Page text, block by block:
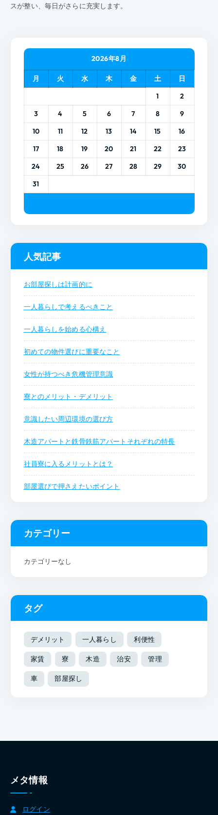
スが整い、毎日がさらに充実します。
2026年8月
月 火 水 木 金 土
日
1
2
3
4 5 6 7 8
9
10
11 12 13 14 15
16
17
18 19 20 21 22
23
24
25 26 27 28 29
30
31
人気記事
お部屋探しは計画的に
一人暮らしで考えるべきこと
一人暮らしを始める心構え
初めての物件選びに重要なこと
女性が持つべき危機管理意識
寮とのメリット・デメリット
意識したい周辺環境の選び方
木造アパートと鉄骨鉄筋アパートそれぞれの特長
社員寮に入るメリットとは？
部屋選びで押さえたいポイント
カテゴリー
カテゴリーなし
タグ
デメリット 一人暮らし 利便性
家賃 寮 木造 治安 管理
車 部屋探し
メタ情報
ログイン